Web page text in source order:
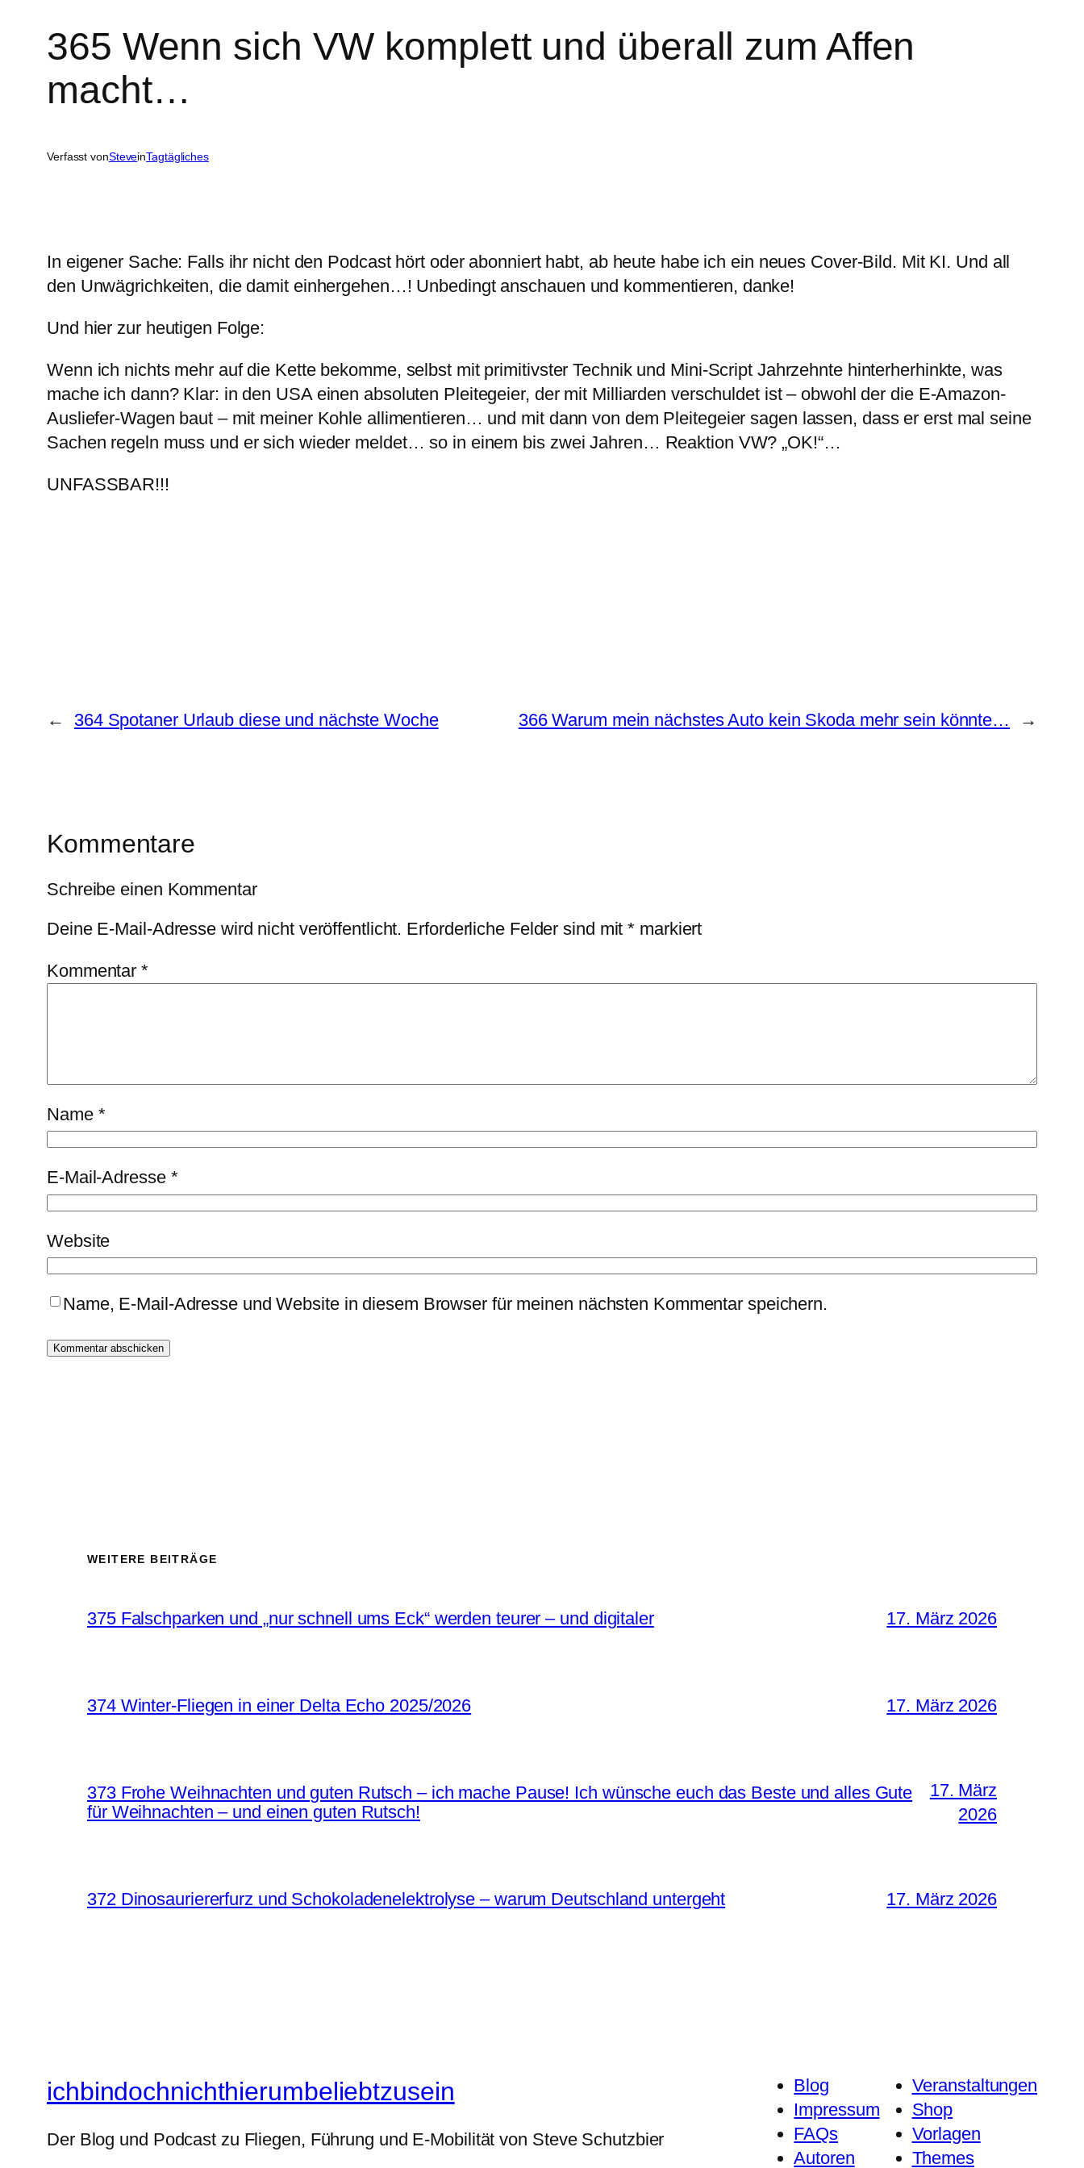
365 Wenn sich VW komplett und überall zum Affen
macht…
Verfasst vonSteveinTagtägliches
In eigener Sache: Falls ihr nicht den Podcast hört oder abonniert habt, ab heute habe ich ein neues Cover-Bild. Mit KI. Und all
den Unwägrichkeiten, die damit einhergehen…! Unbedingt anschauen und kommentieren, danke!
Und hier zur heutigen Folge:
Wenn ich nichts mehr auf die Kette bekomme, selbst mit primitivster Technik und Mini-Script Jahrzehnte hinterherhinkte, was
mache ich dann? Klar: in den USA einen absoluten Pleitegeier, der mit Milliarden verschuldet ist – obwohl der die E-Amazon-
Ausliefer-Wagen baut – mit meiner Kohle allimentieren… und mit dann von dem Pleitegeier sagen lassen, dass er erst mal seine
Sachen regeln muss und er sich wieder meldet… so in einem bis zwei Jahren… Reaktion VW? „OK!“…
UNFASSBAR!!!
← 364 Spotaner Urlaub diese und nächste Woche 366 Warum mein nächstes Auto kein Skoda mehr sein könnte… →
Kommentare
Schreibe einen Kommentar
Deine E-Mail-Adresse wird nicht veröffentlicht. Erforderliche Felder sind mit* markiert
Kommentar*
Name *
E-Mail-Adresse *
Website
Name, E-Mail-Adresse und Website in diesem Browser für meinen nächsten Kommentar speichern.
WEITERE BEITRÄGE
375 Falschparken und „nur schnell ums Eck“ werden teurer – und digitaler 17. März 2026
374 Winter-Fliegen in einer Delta Echo 2025/2026 17. März 2026
373 Frohe Weihnachten und guten Rutsch – ich mache Pause! Ich wünsche euch das Beste und alles Gute
für Weihnachten – und einen guten Rutsch!
17. März
2026
372 Dinosauriererfurz und Schokoladenelektrolyse – warum Deutschland untergeht 17. März 2026
ichbindochnichthierumbeliebtzusein
Der Blog und Podcast zu Fliegen, Führung und E-Mobilität von Steve Schutzbier
Blog
Impressum
FAQs
Autoren
Veranstaltungen
Shop
Vorlagen
Themes